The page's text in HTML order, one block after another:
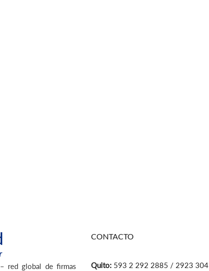
– red global de firmas
CONTACTO
Quito: 593 2 292 2885 / 2923 304